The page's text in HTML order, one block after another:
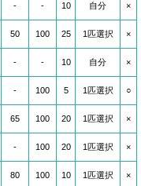
- - 10 自分 ×
50 100 25 1匹選択 ×
- - 10 自分 ×
- 100 5 1匹選択 ○
65 100 20 1匹選択 ×
- 100 20 1匹選択 ×
80 100 10 1匹選択 ×